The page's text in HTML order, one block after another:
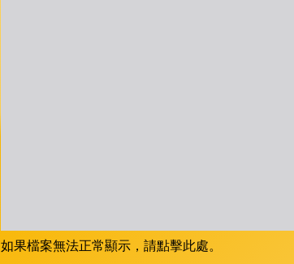
如果檔案無法正常顯示，請點擊此處。